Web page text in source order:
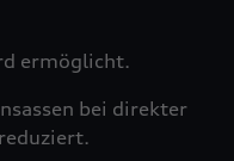
ermöglicht.
bei direkter